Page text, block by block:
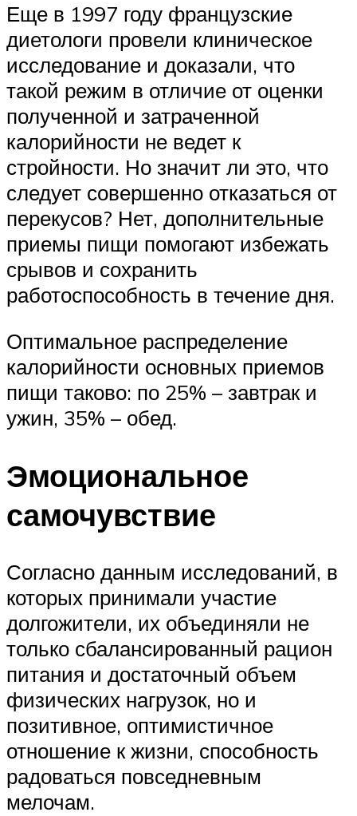
Еще в 1997 году французские
диетологи провели клиническое
исследование и доказали, что
такой режим в отличие от оценки
полученной и затраченной
калорийности не ведет к
стройности. Но значит ли это, что
следует совершенно отказаться от
перекусов? Нет, дополнительные
приемы пищи помогают избежать
срывов и сохранить
работоспособность в течение дня.
Оптимальное распределение
калорийности основных приемов
пищи таково: по 25% – завтрак и
ужин, 35% – обед.
Эмоциональное
самочувствие
Согласно данным исследований, в
которых принимали участие
долгожители, их объединяли не
только сбалансированный рацион
питания и достаточный объем
физических нагрузок, но и
позитивное, оптимистичное
отношение к жизни, способность
радоваться повседневным
мелочам.